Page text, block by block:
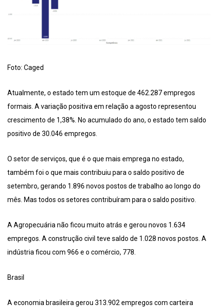
Foto: Caged
Atualmente, o estado tem um estoque de 462.287 empregos
formais. A variação positiva em relação a agosto representou
crescimento de 1,38%. No acumulado do ano, o estado tem saldo
positivo de 30.046 empregos.
O setor de serviços, que é o que mais emprega no estado,
também foi o que mais contribuiu para o saldo positivo de
setembro, gerando 1.896 novos postos de trabalho ao longo do
mês. Mas todos os setores contribuíram para o saldo positivo.
A Agropecuária não ficou muito atrás e gerou novos 1.634
empregos. A construção civil teve saldo de 1.028 novos postos. A
indústria ficou com 966 e o comércio, 778.
Brasil
A economia brasileira gerou 313.902 empregos com carteira